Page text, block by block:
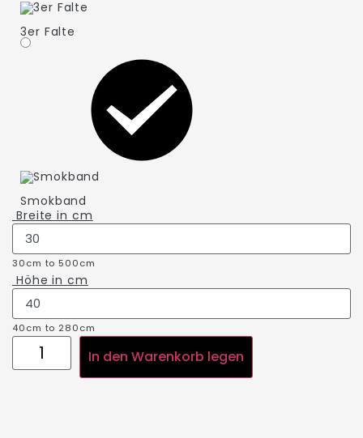
3er Falte
Smokband
Breite in cm
30cm to 500cm
Höhe incm
40cm to 280cm
In den Warenkorb legen